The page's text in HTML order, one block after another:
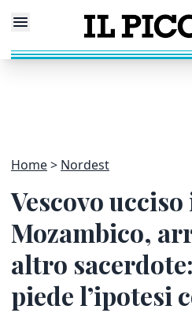
Home Nordest
Vescovo ucciso
Mozambico,
altro
piede l’ipotesi